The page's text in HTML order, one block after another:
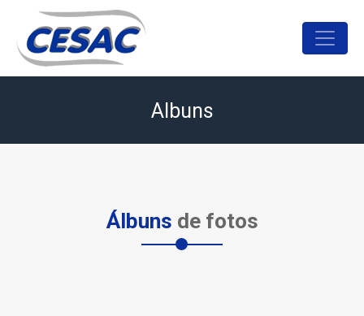
Albuns
Álbuns de fotos